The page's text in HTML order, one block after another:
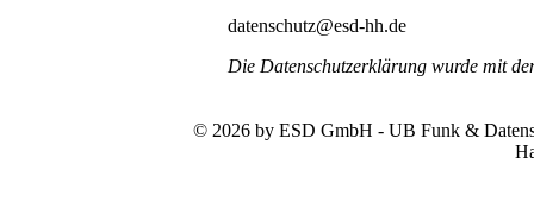
datenschutz@esd-hh.de
Die Datenschutzerklärung wurde mit
© 2026 by ESD GmbH - UB Funk &